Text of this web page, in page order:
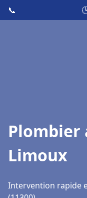
📞
Plombier
Limoux
Intervention rapide